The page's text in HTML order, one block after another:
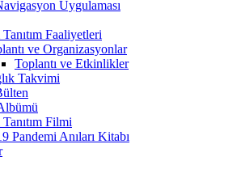
Uygulaması
Faaliyetleri
ve Organizasyonlar
Toplantı ve Etkinlikler
Takvimi
Filmi
Pandemi Anıları Kitabı